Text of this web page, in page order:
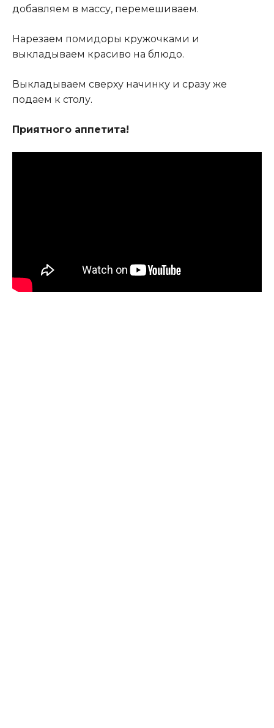
добавляем в массу, перемешиваем.
Нарезаем помидоры кружочками и
выкладываем красиво на блюдо.
Выкладываем сверху начинку и сразу же
подаем к столу.
Приятного аппетита!